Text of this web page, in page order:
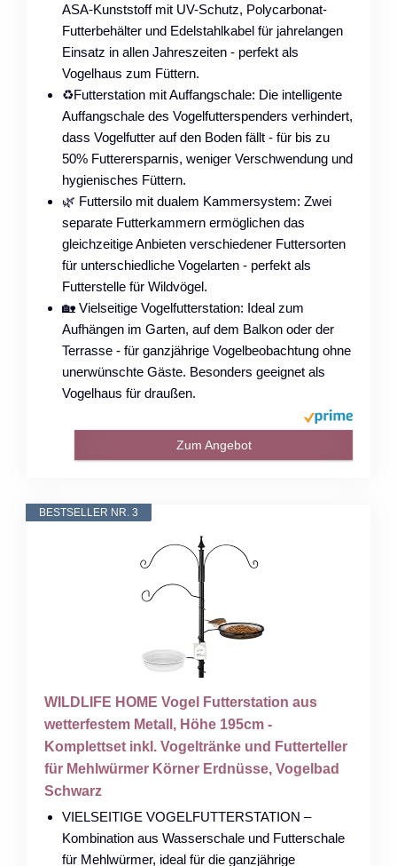
ASA-Kunststoff mit UV-Schutz, Polycarbonat-
Futterbehälter und Edelstahlkabel für jahrelangen
Einsatz in allen Jahreszeiten - perfekt als
Vogelhaus zum Füttern.
♻️Futterstation mit Auffangschale: Die intelligente
Auffangschale des Vogelfutterspenders verhindert,
dass Vogelfutter auf den Boden fällt - für bis zu
50% Futterersparnis, weniger Verschwendung und
hygienisches Füttern.
🌿 Futtersilo mit dualem Kammersystem: Zwei
separate Futterkammern ermöglichen das
gleichzeitige Anbieten verschiedener Futtersorten
für unterschiedliche Vogelarten - perfekt als
Futterstelle für Wildvögel.
🏡 Vielseitige Vogelfutterstation: Ideal zum
Aufhängen im Garten, auf dem Balkon oder der
Terrasse - für ganzjährige Vogelbeobachtung ohne
unerwünschte Gäste. Besonders geeignet als
Vogelhaus für draußen.
Zum Angebot
BESTSELLER NR. 3
WILDLIFE HOME Vogel Futterstation aus
wetterfestem Metall, Höhe 195cm -
Komplettset inkl. Vogeltränke und Futterteller
für Mehlwürmer Körner Erdnüsse, Vogelbad
Schwarz
VIELSEITIGE VOGELFUTTERSTATION –
Kombination aus Wasserschale und Futterschale
für Mehlwürmer, ideal für die ganzjährige